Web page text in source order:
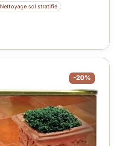
Nettoyage sol stratifié
-20%